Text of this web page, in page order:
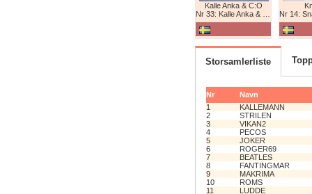
Kalle Anka & C:O
Nr 33: Kalle Anka & C:O
Nr 14:
Storsamlerliste
Nr
Navn
1
KALLEMANN
2
STRILEN
3
VIKAN2
4
PECOS
5
JOKER
6
ROGER69
7
BEATLES
8
FANTINGMAR
9
MAKRIMA
10
ROMS
11
LUDDE